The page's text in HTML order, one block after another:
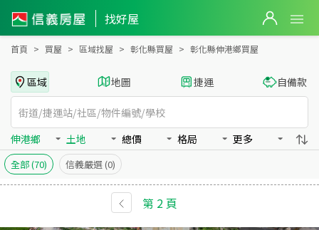
找好屋
彰化縣伸港鄉買房：土地房屋物件出售、房價分析
首頁 買屋 區域找屋 彰化縣買屋 彰化縣伸港鄉買屋
區域 地圖 捷運 自備款
伸港鄉 土地 總價 格局 更多
全部(70) 信義嚴選 (0)
第 2頁